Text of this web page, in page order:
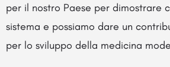
per il nostro Paese per dimostrare
sistema e possiamo dare un
per lo sviluppo della medicina